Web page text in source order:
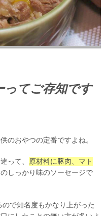
てご存知です
のおやつの定番ですよね。
って、 原材料に豚肉、マト
しっかり味のソーセージで
で知名度もかなり上がった